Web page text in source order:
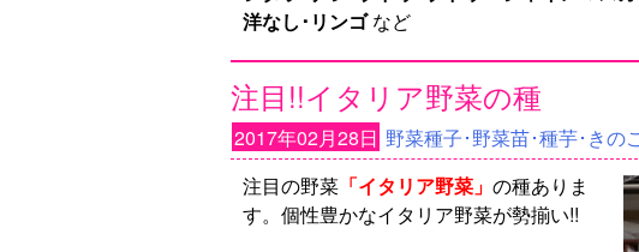
洋なし･リンゴなど
注目!!イタリア野菜の種
2017年02月28日 野菜種子･野菜苗･種芋･きの
注目の野菜 「イタリア野菜」 の種ありま
す。個性豊かなイタリア野菜が勢揃い!!